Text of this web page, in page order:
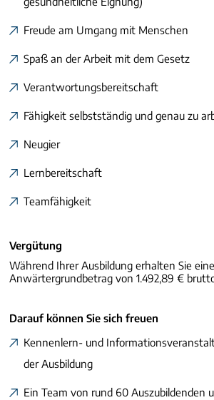
Freude am Umgang mit Menschen
Spaß an der Arbeit mit dem Gesetz
Verantwortungsbereitschaft
Fähigkeit selbstständig und genau zu
Neugier
Lernbereitschaft
Teamfähigkeit
Vergütung
Während Ihrer Ausbildung erhalten Sie
Anwärtergrundbetrag von 1.492,89 €
Darauf können Sie sich freuen
Kennenlern- und
der Ausbildung
Ein Team von rund 60 Auszubildenden